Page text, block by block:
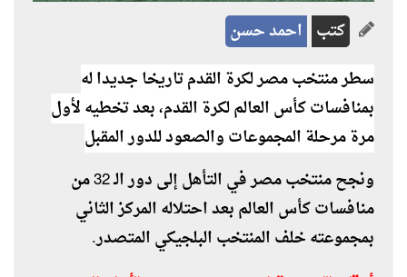
كتب احمد حسن
سطر منتخب مصر لكرة القدم تاريخا جديدا له
بمنافسات كأس العالم لكرة القدم، بعد تخطيه لأول
مرة مرحلة المجموعات والصعود للدور المقبل
ونجح منتخب مصر في التأهل إلى دور الـ 32 من
منافسات كأس العالم بعد احتلاله المركز الثاني
بمجموعته خلف المنتخب البلجيكي المتصدر.